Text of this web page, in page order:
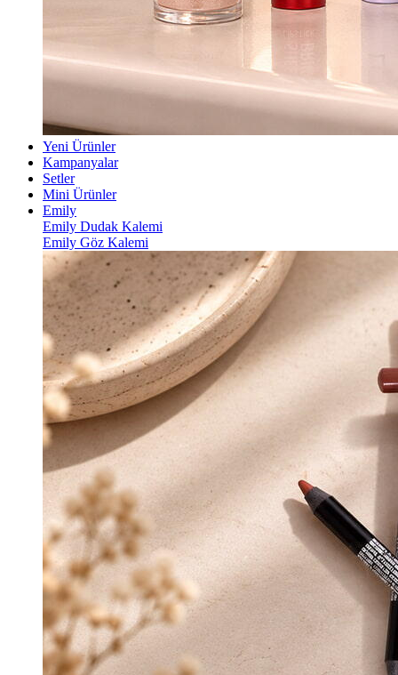
Yeni Ürünler
Kampanyalar
Setler
Mini Ürünler
Emily
Emily Dudak Kalemi
Emily Göz Kalemi